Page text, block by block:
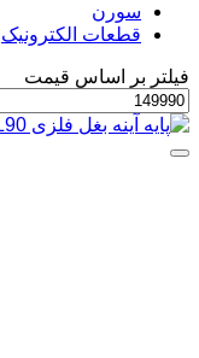
سورن
قطعات الکترونیک
فیلتر بر اساس قیمت
حداقل
قیمت